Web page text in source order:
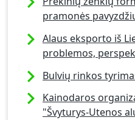
pramonės
Alaus eksporto iš
problemos,
Bulvių rinkos
Kainodaros
"Švyturys-Utenos